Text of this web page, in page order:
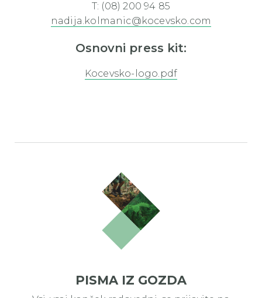
T: (08) 200 94 85
nadija.kolmanic@kocevsko.com
Osnovni press kit:
Kocevsko-logo.pdf
PISMA IZ GOZDA